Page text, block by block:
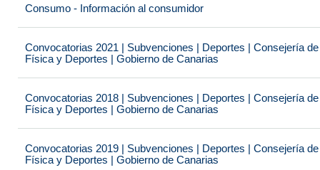
Consumo - Información al consumidor
Convocatorias 2021 | Subvenciones | Deportes | Consejería
Física y Deportes | Gobierno de Canarias
Convocatorias 2018 | Subvenciones | Deportes | Consejería
Física y Deportes | Gobierno de Canarias
Convocatorias 2019 | Subvenciones | Deportes | Consejería
Física y Deportes | Gobierno de Canarias